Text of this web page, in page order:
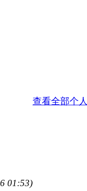
查看全部个
01:53)